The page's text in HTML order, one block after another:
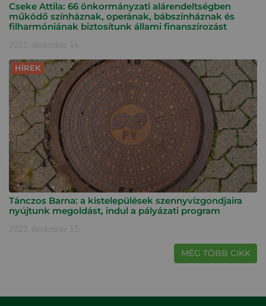
Cseke Attila: 66 önkormányzati alárendeltségben
működő színháznak, operának, bábszínháznak és
filharmóniának biztosítunk állami finanszírozást
2022. december 14.
HÍREK
Tánczos Barna: a kistelepülések szennyvízgondjaira
nyújtunk megoldást, indul a pályázati program
2022. december 13.
MÉG TÖBB CIKK